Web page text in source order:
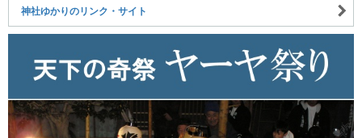
神社ゆかりのリンク・サイト